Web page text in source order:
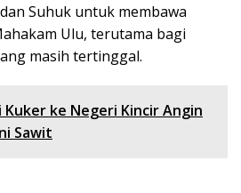
Suhuk untuk membawa
Ulu, terutama bagi
masih tertinggal.
Kuker ke Negeri Kincir Angin
Sawit